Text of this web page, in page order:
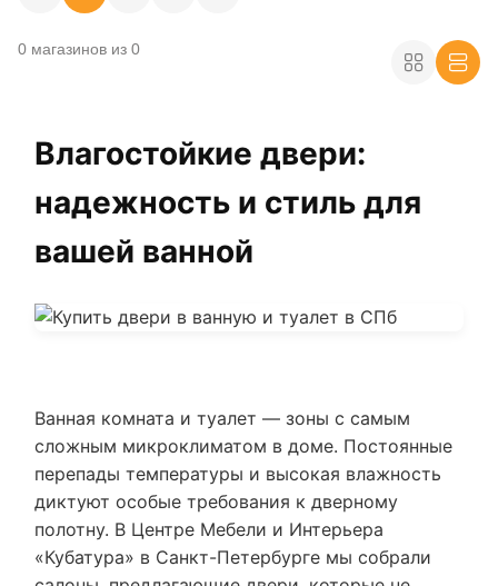
0 магазинов из 0
Влагостойкие двери:
надежность и стиль для
вашей ванной
Ванная комната и туалет — зоны с самым
сложным микроклиматом в доме. Постоянные
перепады температуры и высокая влажность
диктуют особые требования к дверному
полотну. В Центре Мебели и Интерьера
«Кубатура» в Санкт-Петербурге мы собрали